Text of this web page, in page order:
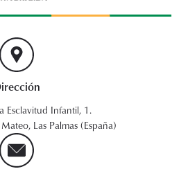
Esclavitud Infantil, 1.
Las Palmas (España)